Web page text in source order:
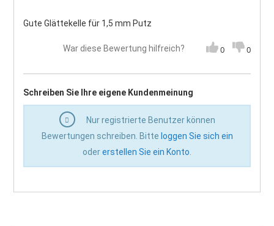
Gute Glättekelle für 1,5 mm Putz
War diese Bewertung hilfreich? 0 0
Schreiben Sie Ihre eigene Kundenmeinung
Nur registrierte Benutzer können
Bewertungen schreiben. Bitte loggen Sie sich ein
odererstellen Sie ein Konto